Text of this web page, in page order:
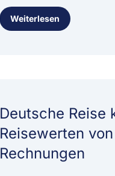
Weiterlesen
Deutsche Reise
Reisewerten
Rechnungen